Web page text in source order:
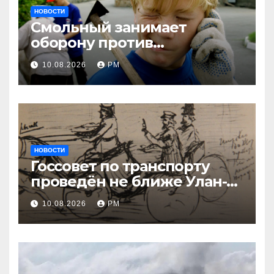
НОВОСТИ
Смольный занимает
оборону против
несовершеннолетних и
мигрантов
10.08.2026 РМ
НОВОСТИ
Госсовет по транспорту
проведён не ближе Улан-
Удэ
10.08.2026 РМ